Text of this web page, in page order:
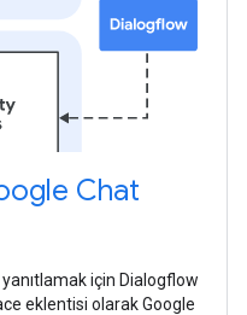
Chat
için Dialogflow
eklentisi olarak Google